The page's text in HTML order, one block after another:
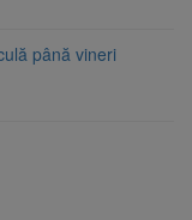
până vineri